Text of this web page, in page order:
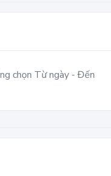
chọn Từ ngày - Đến